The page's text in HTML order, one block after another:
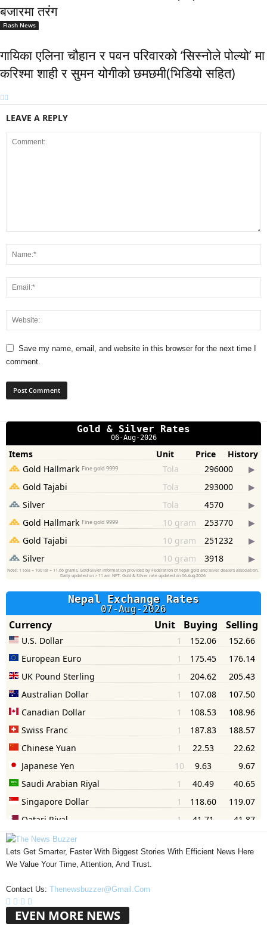
बजारमा तरंग
Flash News
गायिका एलिना चौहान र पवन परिवारको ‘सिस्नोले पोल्यो’ मा
करिश्मा शाही र सुमन योगीको छमछमी(भिडियो सहित)
LEAVE A REPLY
Save my name, email, and website in this browser for the next time I
comment.
Lets Get Smarter, Faster With Biggest Stories With Efficient News Here
We Value Your Time, Attention, And Trust.
Contact Us: Thenewsbuzzer@gmail.com
EVEN MORE NEWS